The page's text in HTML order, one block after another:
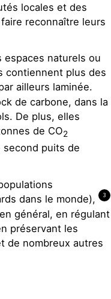
locales et des
reconnaître leurs
espaces naturels ou
contiennent plus des
ailleurs laminée.
de carbone, dans la
De plus, elles
de CO2
puits de
dans le monde),
3
général, en régulant
préservant les
de nombreux autres